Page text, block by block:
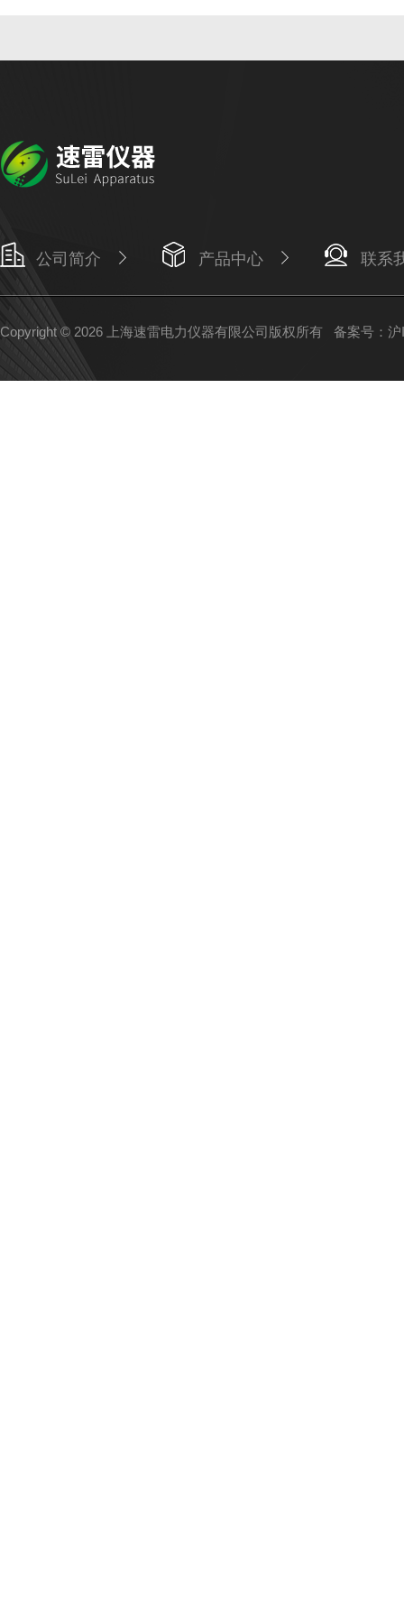
公司简介 产品中心 联系
Copyright © 2026 上海速雷电力仪器有限公司版权所有 备案号：